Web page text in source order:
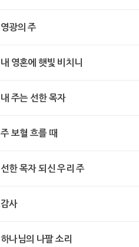
영광의 주
내 영혼에 햇빛 비치니
내 주는 선한 목자
주 보혈 흐를 때
선한 목자 되신 우리 주
감사
하나님의 나팔 소리